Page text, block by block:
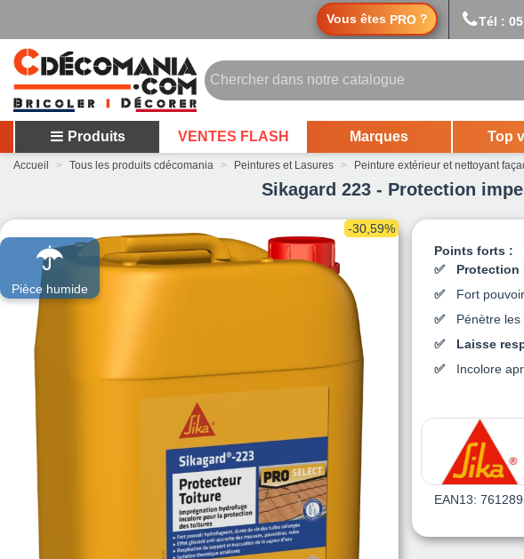
Vous êtes PRO ? Tél :
Produits VENTES FLASH Marques Top
Accueil > Tous les produits cdécomania > Peintures et Lasures > Peinture extérieur et nettoyant
Sikagard 223 - Protection
Pièce humide
-30,59%
Points forts :
Protection
Fort pouvoir
Pénètre
Laisse
Incolore
EAN13: